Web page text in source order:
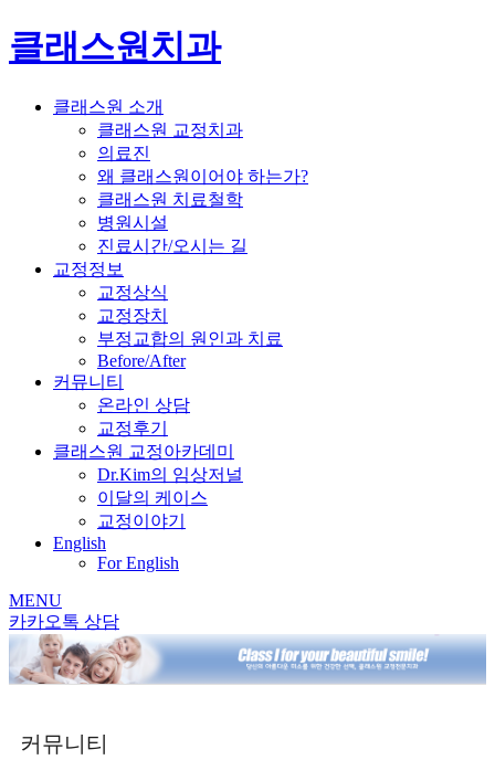
클래스원치과
클래스원 소개
클래스원 교정치과
의료진
왜 클래스원이어야 하는가?
클래스원 치료철학
병원시설
진료시간/오시는 길
교정정보
교정상식
교정장치
부정교합의 원인과 치료
Before/After
커뮤니티
온라인 상담
교정후기
클래스원 교정아카데미
Dr.Kim의 임상저널
이달의 케이스
교정이야기
English
For English
MENU
카카오톡 상담
커뮤니티